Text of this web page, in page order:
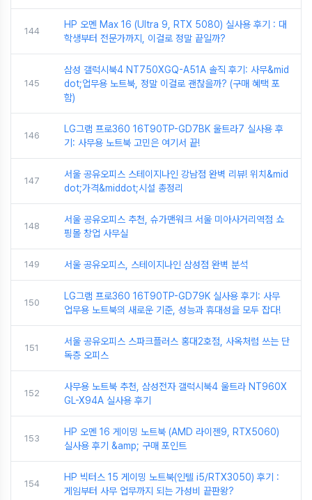
144
HP 오멘 Max 16 (Ultra 9, RTX 5080) 실사용 후기 : 대
학생부터 전문가까지, 이걸로 정말 끝일까?
145
삼성 갤럭시북4 NT750XGQ-A51A 솔직 후기: 사무&mid
dot;업무용 노트북, 정말 이걸로 괜찮을까? (구매 혜택 포
함)
146
LG그램 프로360 16T90TP-GD7BK 울트라7 실사용 후
기: 사무용 노트북 고민은 여기서 끝!
147
서울 공유오피스 스테이지나인 강남점 완벽 리뷰! 위치&mid
dot;가격&middot;시설 총정리
148
서울 공유오피스 추천, 슈가맨워크 서울 미아사거리역점 쇼
핑몰 창업 사무실
149 서울 공유오피스, 스테이지나인 삼성점 완벽 분석
150
LG그램 프로360 16T90TP-GD79K 실사용 후기: 사무
업무용 노트북의 새로운 기준, 성능과 휴대성을 모두 잡다!
151
서울 공유오피스 스파크플러스 홍대2호점, 사옥처럼 쓰는 단
독층 오피스
152
사무용 노트북 추천, 삼성전자 갤럭시북4 울트라 NT960X
GL-X94A 실사용 후기
153
HP 오멘 16 게이밍 노트북 (AMD 라이젠9, RTX5060)
실사용 후기 &amp; 구매 포인트
154
HP 빅터스 15 게이밍 노트북(인텔 i5/RTX3050) 후기 :
게임부터 사무 업무까지 되는 가성비 끝판왕?